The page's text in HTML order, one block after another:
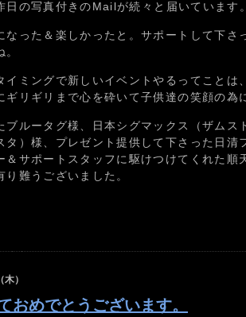
日の写真付きのMailが続々と届いています
なった＆楽しかったと。サポートして下さ
イミングで新しいイベントやるってことは
ギリギリまで心を砕いて子供達の笑顔の為
ブルータグ様、日本シグマックス（ザムス
タ）様、プレゼント提供して下さった日
＆サポートスタッフに駆けつけてくれた順
り難うございました。
）
おめでとうございます。